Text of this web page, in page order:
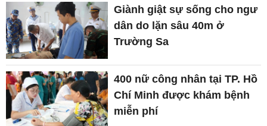
Giành giật sự sống cho ngư
dân do lặn sâu 40m ở
Trường Sa
400 nữ công nhân tại TP. Hồ
Chí Minh được khám bệnh
miễn phí